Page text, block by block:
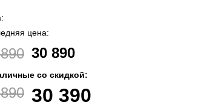
цена:
30 890
со скидкой:
30 390